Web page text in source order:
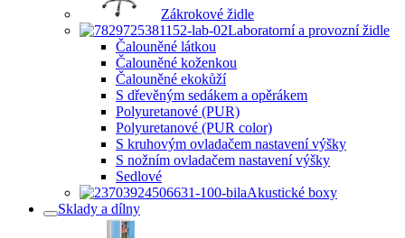
Zákrokové židle
Laboratorní a provozní židle
Čalouněné látkou
Čalouněné koženkou
Čalouněné ekokůží
S dřevěným sedákem a opěrákem
Polyuretanové (PUR)
Polyuretanové (PUR color)
S kruhovým ovladačem nastavení výšky
S nožním ovladačem nastavení výšky
Sedlové
Akustické boxy
Sklady a dílny